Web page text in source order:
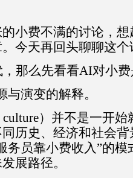
小费不满的讨论，
今天再回头聊聊这个
那么先看看AI对小
与演变的解释。
）并不是一开
历史、经济和社会
务员靠小费收入”的
展路径。